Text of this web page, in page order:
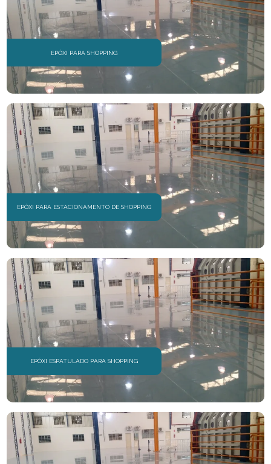
EPÓXI PARA SHOPPING
EPÓXI PARA ESTACIONAMENTO DE SHOPPING
EPÓXI ESPATULADO PARA SHOPPING